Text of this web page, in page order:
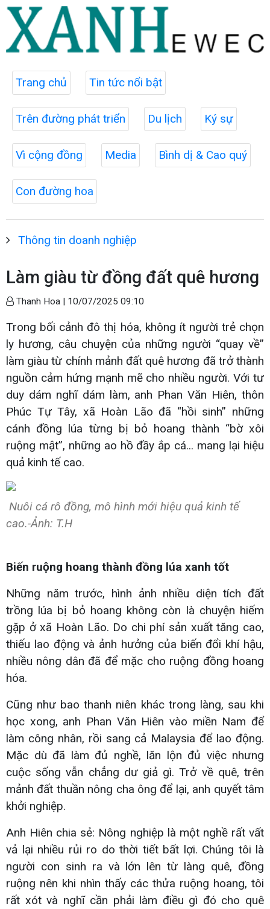
Trang chủ Tin tức nổi bật
Trên đường phát triển Du lịch Ký sự
Vì cộng đồng Media Bình dị & Cao quý
Con đường hoa
Thông tin doanh nghiệp
Làm giàu từ đồng đất quê hương
Thanh Hoa | 10/07/2025 09:10
Trong bối cảnh đô thị hóa, không ít người trẻ chọn
ly hương, câu chuyện của những người “quay về”
làm giàu từ chính mảnh đất quê hương đã trở thành
nguồn cảm hứng mạnh mẽ cho nhiều người. Với tư
duy dám nghĩ dám làm, anh Phan Văn Hiên, thôn
Phúc Tự Tây, xã Hoàn Lão đã “hồi sinh” những
cánh đồng lúa từng bị bỏ hoang thành “bờ xôi
ruộng mật”, những ao hồ đầy ắp cá... mang lại hiệu
quả kinh tế cao.
Nuôi cá rô đồng, mô hình mới hiệu quả kinh tế
cao.-Ảnh: T.H
Biến ruộng hoang thành đồng lúa xanh tốt
Những năm trước, hình ảnh nhiều diện tích đất
trồng lúa bị bỏ hoang không còn là chuyện hiếm
gặp ở xã Hoàn Lão. Do chi phí sản xuất tăng cao,
thiếu lao động và ảnh hưởng của biến đổi khí hậu,
nhiều nông dân đã để mặc cho ruộng đồng hoang
hóa.
Cũng như bao thanh niên khác trong làng, sau khi
học xong, anh Phan Văn Hiên vào miền Nam để
làm công nhân, rồi sang cả Malaysia để lao động.
Mặc dù đã làm đủ nghề, lăn lộn đủ việc nhưng
cuộc sống vẫn chẳng dư giả gì. Trở về quê, trên
mảnh đất thuần nông cha ông để lại, anh quyết tâm
khởi nghiệp.
Anh Hiên chia sẻ: Nông nghiệp là một nghề rất vất
vả lại nhiều rủi ro do thời tiết bất lợi. Chúng tôi là
người con sinh ra và lớn lên từ làng quê, đồng
ruộng nên khi nhìn thấy các thửa ruộng hoang, tôi
rất xót và nghĩ cần phải làm điều gì đó cho quê